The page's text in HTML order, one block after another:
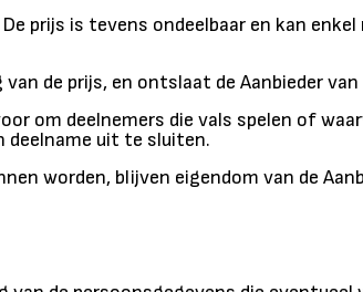
prijs is tevens ondeelbaar en kan
de prijs, en ontslaat de Aanbieder
om deelnemers die vals spelen of
deelname uit te sluiten.
worden, blijven eigendom van de